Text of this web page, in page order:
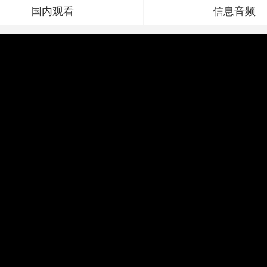
国内观看 信息音频